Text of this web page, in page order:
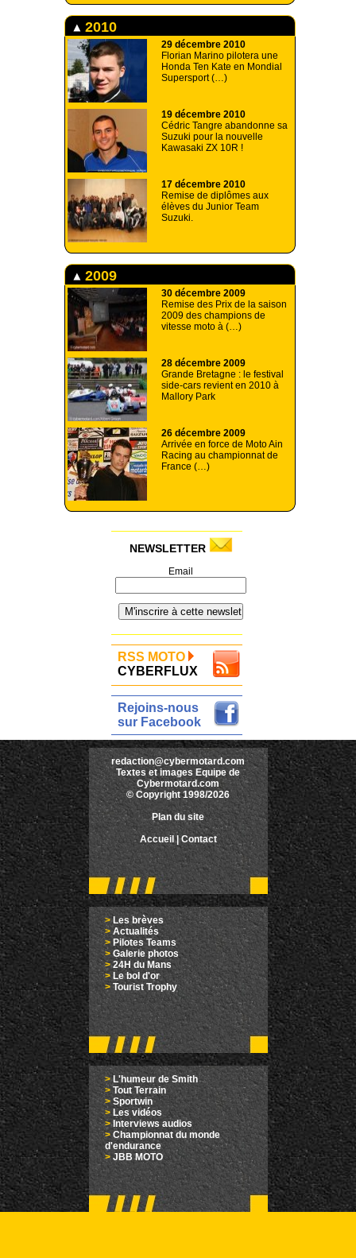
2010
29 décembre 2010
Florian Marino pilotera une
Honda Ten Kate en Mondial
Supersport (…)
19 décembre 2010
Cédric Tangre abandonne sa
Suzuki pour la nouvelle
Kawasaki ZX 10R !
17 décembre 2010
Remise de diplômes aux
élèves du Junior Team
Suzuki.
2009
30 décembre 2009
Remise des Prix de la saison
2009 des champions de
vitesse moto à (…)
28 décembre 2009
Grande Bretagne : le festival
side-cars revient en 2010 à
Mallory Park
26 décembre 2009
Arrivée en force de Moto Ain
Racing au championnat de
France (…)
NEWSLETTER
Email
RSS MOTO
CYBERFLUX
Rejoins-nous
sur Facebook
redaction@cybermotard.com
Textes et images Equipe de
Cybermotard.com
© Copyright 1998/2026
Plan du site
Accueil |Contact
>Les brèves
> Actualités
> Pilotes Teams
>Galerie photos
>24H du Mans
>Le bol d'or
> Tourist Trophy
>L'humeur de Smith
> Tout Terrain
> Sportwin
> Les vidéos
> Interviews audios
>Championnat du monde
d'endurance
> JBB MOTO